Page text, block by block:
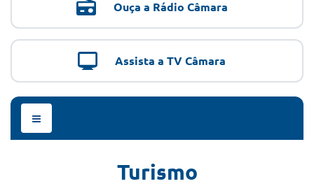
Ouça a Rádio Câmara
Assista a TV Câmara
Menu
de
Turismo